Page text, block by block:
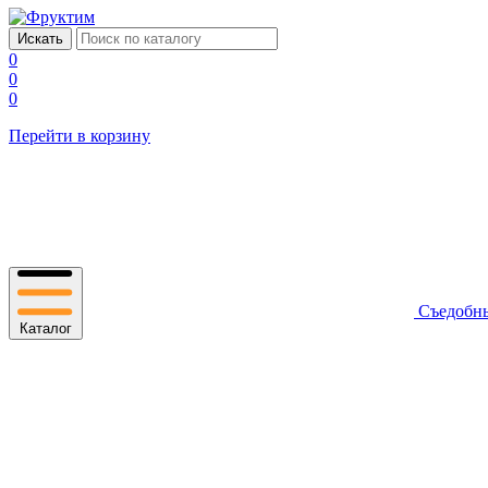
0
0
0
Перейти в корзину
Каталог